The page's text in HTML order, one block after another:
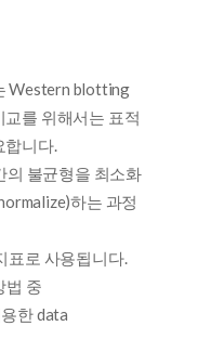
Western blotting
를 위해서는 표적
합니다.
의 불균형을 최소화
하는 과정
표로 사용됩니다.
법 중
한 data